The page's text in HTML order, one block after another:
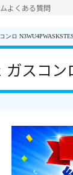
よくある質問
ンロ
スコン